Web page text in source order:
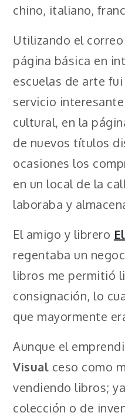
chino, italiano,
Utilizando el
página básica en
escuelas de arte
servicio
cultural, en la
de nuevos títulos
ocasiones los
en un local de la
laboraba y
El amigo y librero
regentaba un
libros me permitió
consignación, lo
que mayormente
Aunque el
Visual ceso como
vendiendo libros;
colección o de